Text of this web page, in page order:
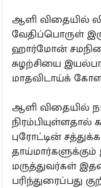
ஆளி விதையில்
வேதிப்பொருள்
ஹார்மோன்
சுழற்சியை
மாதவிடாய்க்
ஆளி விதையில்
புரோட்டின்
தாய்மார்களுக்கும்
மருத்துவர்கள்
பரிந்துரைப்பது